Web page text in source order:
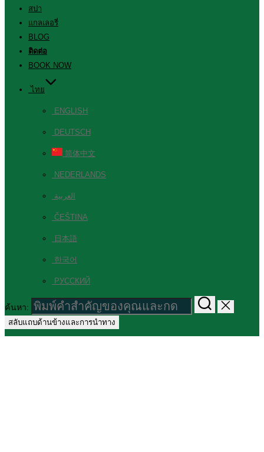
สปา
แกลเลอรี่
BLOG
ติดต่อ
BOOK NOW
ไทย
ENGLISH
DEUTSCH
简体中文
NEDERLANDS
العربية
ČEŠTINA
日本語
한국어
РУССКИЙ
ค้นหา:
สลับแถบด้านข้างและการนำทาง